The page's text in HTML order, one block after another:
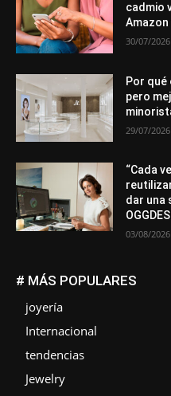
cadmio
Amazon
30/07/2026
Por
pero
29/07/2026
“Cada
dar una
03/08/2026
# MÁS POPULARES
joyería
Internacional
tendencias
Jewelry